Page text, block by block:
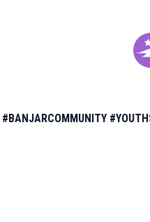
#BANJARCOMMUNITY